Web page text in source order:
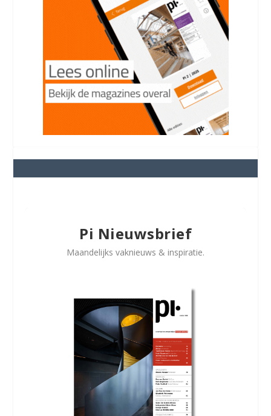
Pi Nieuwsbrief
Maandelijks vaknieuws & inspiratie.